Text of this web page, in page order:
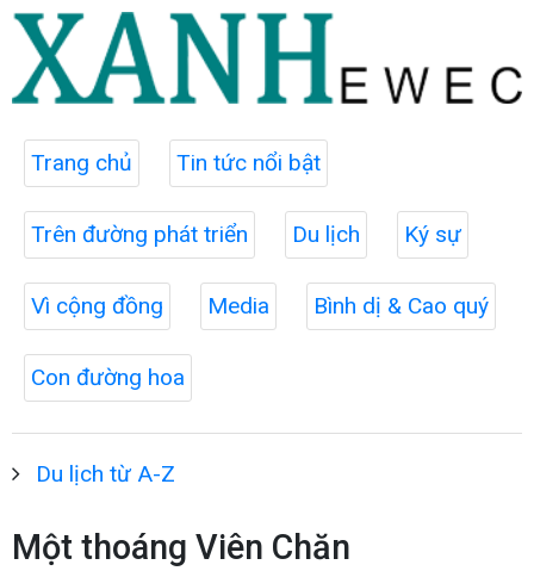
Trang chủ Tin tức nổi bật
Trên đường phát triển Du lịch Ký sự
Vì cộng đồng Media Bình dị & Cao quý
Con đường hoa
Du lịch từ A-Z
Một thoáng Viên Chăn